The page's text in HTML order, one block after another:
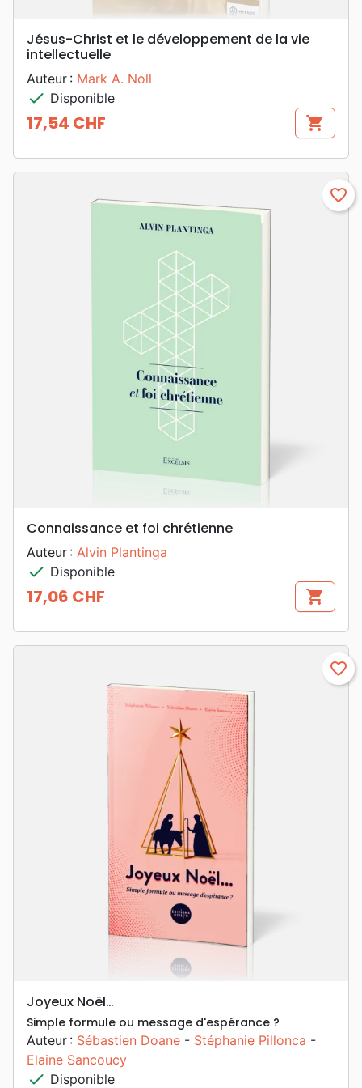
Jésus-Christ et le développement de la vie
intellectuelle
Auteur : Mark A. Noll
check Disponible
Prix
17,54 CHF shopping_cart
favorite_border
Connaissance et foi chrétienne
Auteur : Alvin Plantinga
check Disponible
Prix
17,06 CHF shopping_cart
favorite_border
Joyeux Noël…
Simple formule ou message d'espérance ?
Auteur : Sébastien Doane - Stéphanie Pillonca -
Elaine Sancoucy
check Disponible